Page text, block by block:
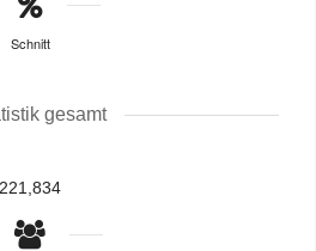
Schnitt
gesamt
221,834